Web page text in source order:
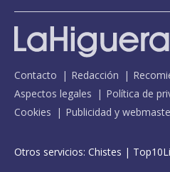
Contacto Redacción
Aspectos legales
Política de
Cookies
Publicidad y
Otros servicios: Chistes |